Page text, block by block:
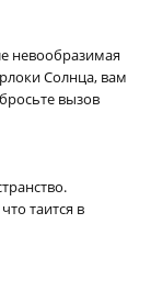
невообразимая
Солнца, вам
вызов
таится в